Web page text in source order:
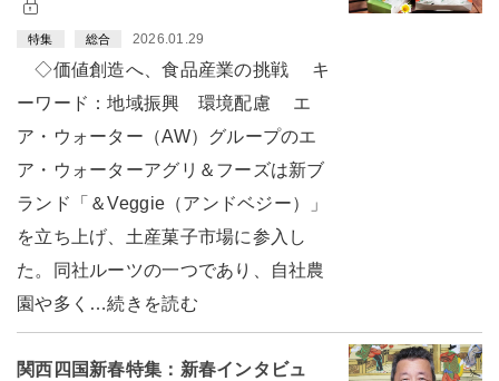
特集 総合 2026.01.29
◇価値創造へ、食品産業の挑戦 キ
ーワード：地域振興 環境配慮 エ
ア・ウォーター（AW）グループのエ
ア・ウォーターアグリ＆フーズは新ブ
ランド「＆Veggie（アンドベジー）」
を立ち上げ、土産菓子市場に参入し
た。同社ルーツの一つであり、自社農
園や多く…続きを読む
関西四国新春特集：新春インタビュ